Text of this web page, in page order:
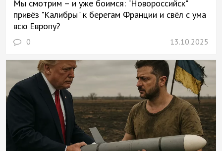
Мы смотрим – и уже боимся: "Новороссийск"
привёз "Калибры" к берегам Франции и свёл с ума
всю Европу?
0 13.10.2025